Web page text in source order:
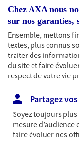
Bricoleuse, féru
ou grande
accident du
Accident,
revenus.
Découvrir l'offre
Gagnez en
Chez AXA nous
sur nos garanties,
Ensemble, mettons
textes, plus connus
traiter des
du site et faire
respect de votre vie
Partagez
Soyez toujours
mesure d’audience
faire évoluer nos